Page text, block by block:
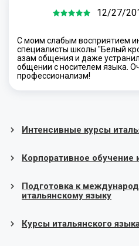
12/27/
С моим слабым восприятием
специалисты школы "Белый
азам общения и даже
общении с носителем языка.
профессионализм!
Интенсивные курсы
Корпоративное обучение
Подготовка к
итальянскому языку
Курсы итальянского